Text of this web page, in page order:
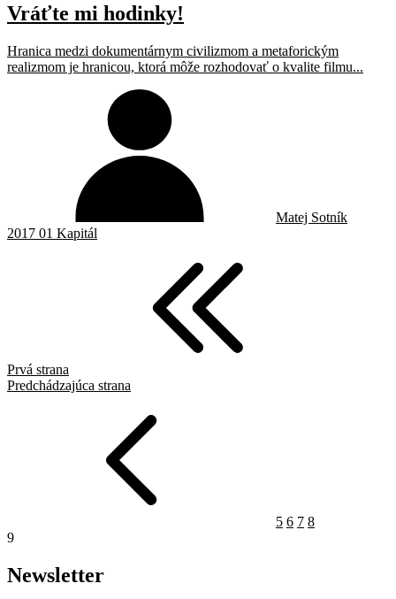
Vráťte mi hodinky!
Hranica medzi dokumentárnym civilizmom a metaforickým
realizmom je hranicou, ktorá môže rozhodovať o kvalite filmu...
Matej Sotník
2017 01 Kapitál
Prvá strana
Predchádzajúca strana
5 6 7 8
9
Newsletter